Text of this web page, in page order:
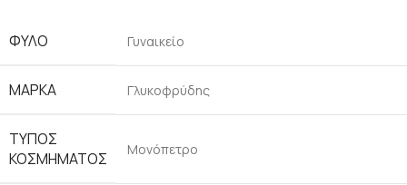
ΦΎΛΟ Γυναικείο
ΜΆΡΚΑ Γλυκοφρύδης
ΤΎΠΟΣ
ΚΟΣΜΉΜΑΤΟΣ
Μονόπετρο